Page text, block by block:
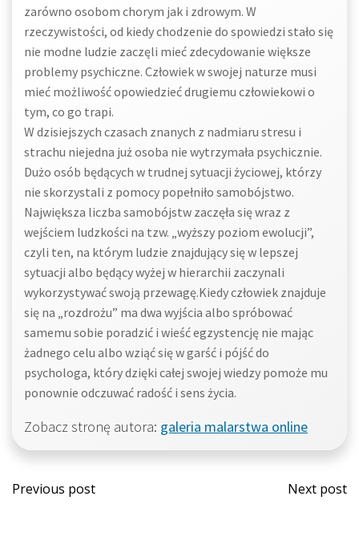
zarówno osobom chorym jak i zdrowym. W
rzeczywistości, od kiedy chodzenie do spowiedzi stało się
nie modne ludzie zaczęli mieć zdecydowanie większe
problemy psychiczne. Człowiek w swojej naturze musi
mieć możliwość opowiedzieć drugiemu człowiekowi o
tym, co go trapi.
W dzisiejszych czasach znanych z nadmiaru stresu i
strachu niejedna już osoba nie wytrzymała psychicznie.
Dużo osób będących w trudnej sytuacji życiowej, którzy
nie skorzystali z pomocy popełniło samobójstwo.
Największa liczba samobójstw zaczęła się wraz z
wejściem ludzkości na tzw. „wyższy poziom ewolucji”,
czyli ten, na którym ludzie znajdujący się w lepszej
sytuacji albo będący wyżej w hierarchii zaczynali
wykorzystywać swoją przewagę.Kiedy człowiek znajduje
się na „rozdrożu” ma dwa wyjścia albo spróbować
samemu sobie poradzić i wieść egzystencję nie mając
żadnego celu albo wziąć się w garść i pójść do
psychologa, który dzięki całej swojej wiedzy pomoże mu
ponownie odczuwać radość i sens życia.
Zobacz stronę autora: galeria malarstwa online
Post
Previous post
Post
Next post